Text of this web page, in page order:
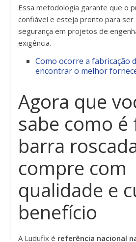
Essa metodologia garante que o
confiável e esteja pronto para ser
segurança em projetos de
exigência.
Como ocorre a fabricação
encontrar o melhor
Agora que
sabe como é
barra
compre com
qualidade e
benefício
A Ludufix é referência nacional